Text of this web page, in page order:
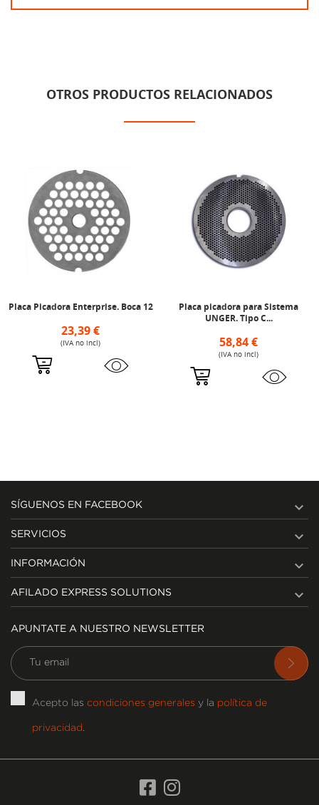
OTROS PRODUCTOS RELACIONADOS
Placa Picadora Enterprise. Boca 12
23,39 €
(IVA no incl)
Placa picadora para Sistema
UNGER. Tipo C...
58,84 €
(IVA no incl)
SÍGUENOS EN FACEBOOK 
SERVICIOS 
INFORMACIÓN 
AFILADO EXPRESS SOLUTIONS 
APUNTATE A NUESTRO NEWSLETTER
Acepto las condiciones generales y la política de
privacidad